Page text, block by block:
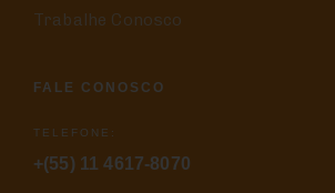
Trabalhe Conosco
FALE CONOSCO
TELEFONE:
+(55) 11 4617-8070